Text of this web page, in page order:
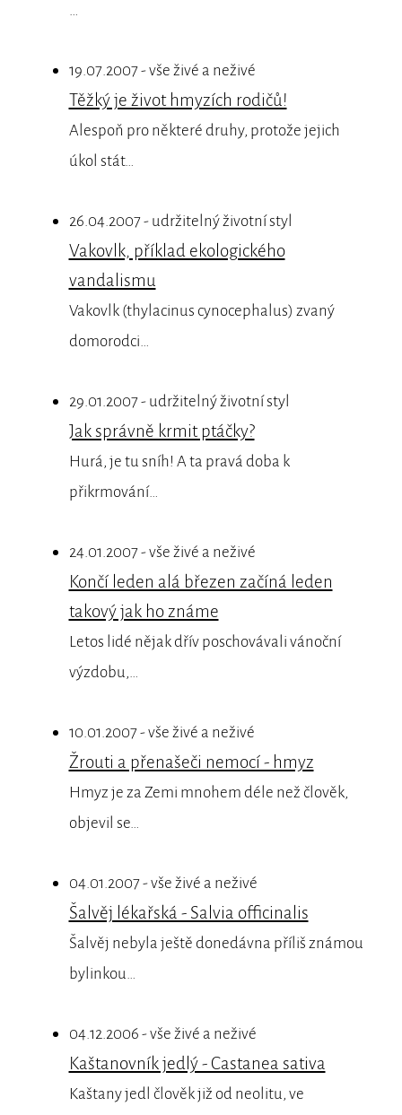
…
19.07.2007 - vše živé a neživé
Těžký je život hmyzích rodičů!
Alespoň pro některé druhy, protože jejich
úkol stát…
26.04.2007 - udržitelný životní styl
Vakovlk, příklad ekologického
vandalismu
Vakovlk (thylacinus cynocephalus) zvaný
domorodci…
29.01.2007 - udržitelný životní styl
Jak správně krmit ptáčky?
Hurá, je tu sníh! A ta pravá doba k
přikrmování…
24.01.2007 - vše živé a neživé
Končí leden alá březen začíná leden
takový jak ho známe
Letos lidé nějak dřív poschovávali vánoční
výzdobu,…
10.01.2007 - vše živé a neživé
Žrouti a přenašeči nemocí - hmyz
Hmyz je za Zemi mnohem déle než člověk,
objevil se…
04.01.2007 - vše živé a neživé
Šalvěj lékařská - Salvia officinalis
Šalvěj nebyla ještě donedávna příliš známou
bylinkou…
04.12.2006 - vše živé a neživé
Kaštanovník jedlý - Castanea sativa
Kaštany jedl člověk již od neolitu, ve